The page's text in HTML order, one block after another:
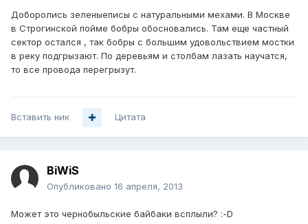
Доборолись зеленыеписы с натуральными мехами. В Москве
в Строгинской пойме бобры обосновались. Там еще частный
сектор остался , так бобры с большим удовольствием мостки
в реку подгрызают. По деревьям и столбам лазать научатся,
то все провода перегрызут.
Вставить ник Цитата
BiWiS
Опубликовано 16 апреля, 2013
Может это чернобыльские байбаки всплыли? :-D